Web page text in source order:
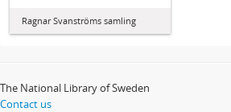
Ragnar Svanströms samling
The National Library of Sweden
Contact us